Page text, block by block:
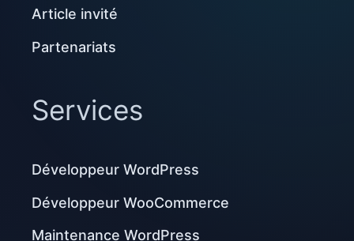
Article invité
Partenariats
Services
Développeur WordPress
Développeur WooCommerce
Maintenance WordPress